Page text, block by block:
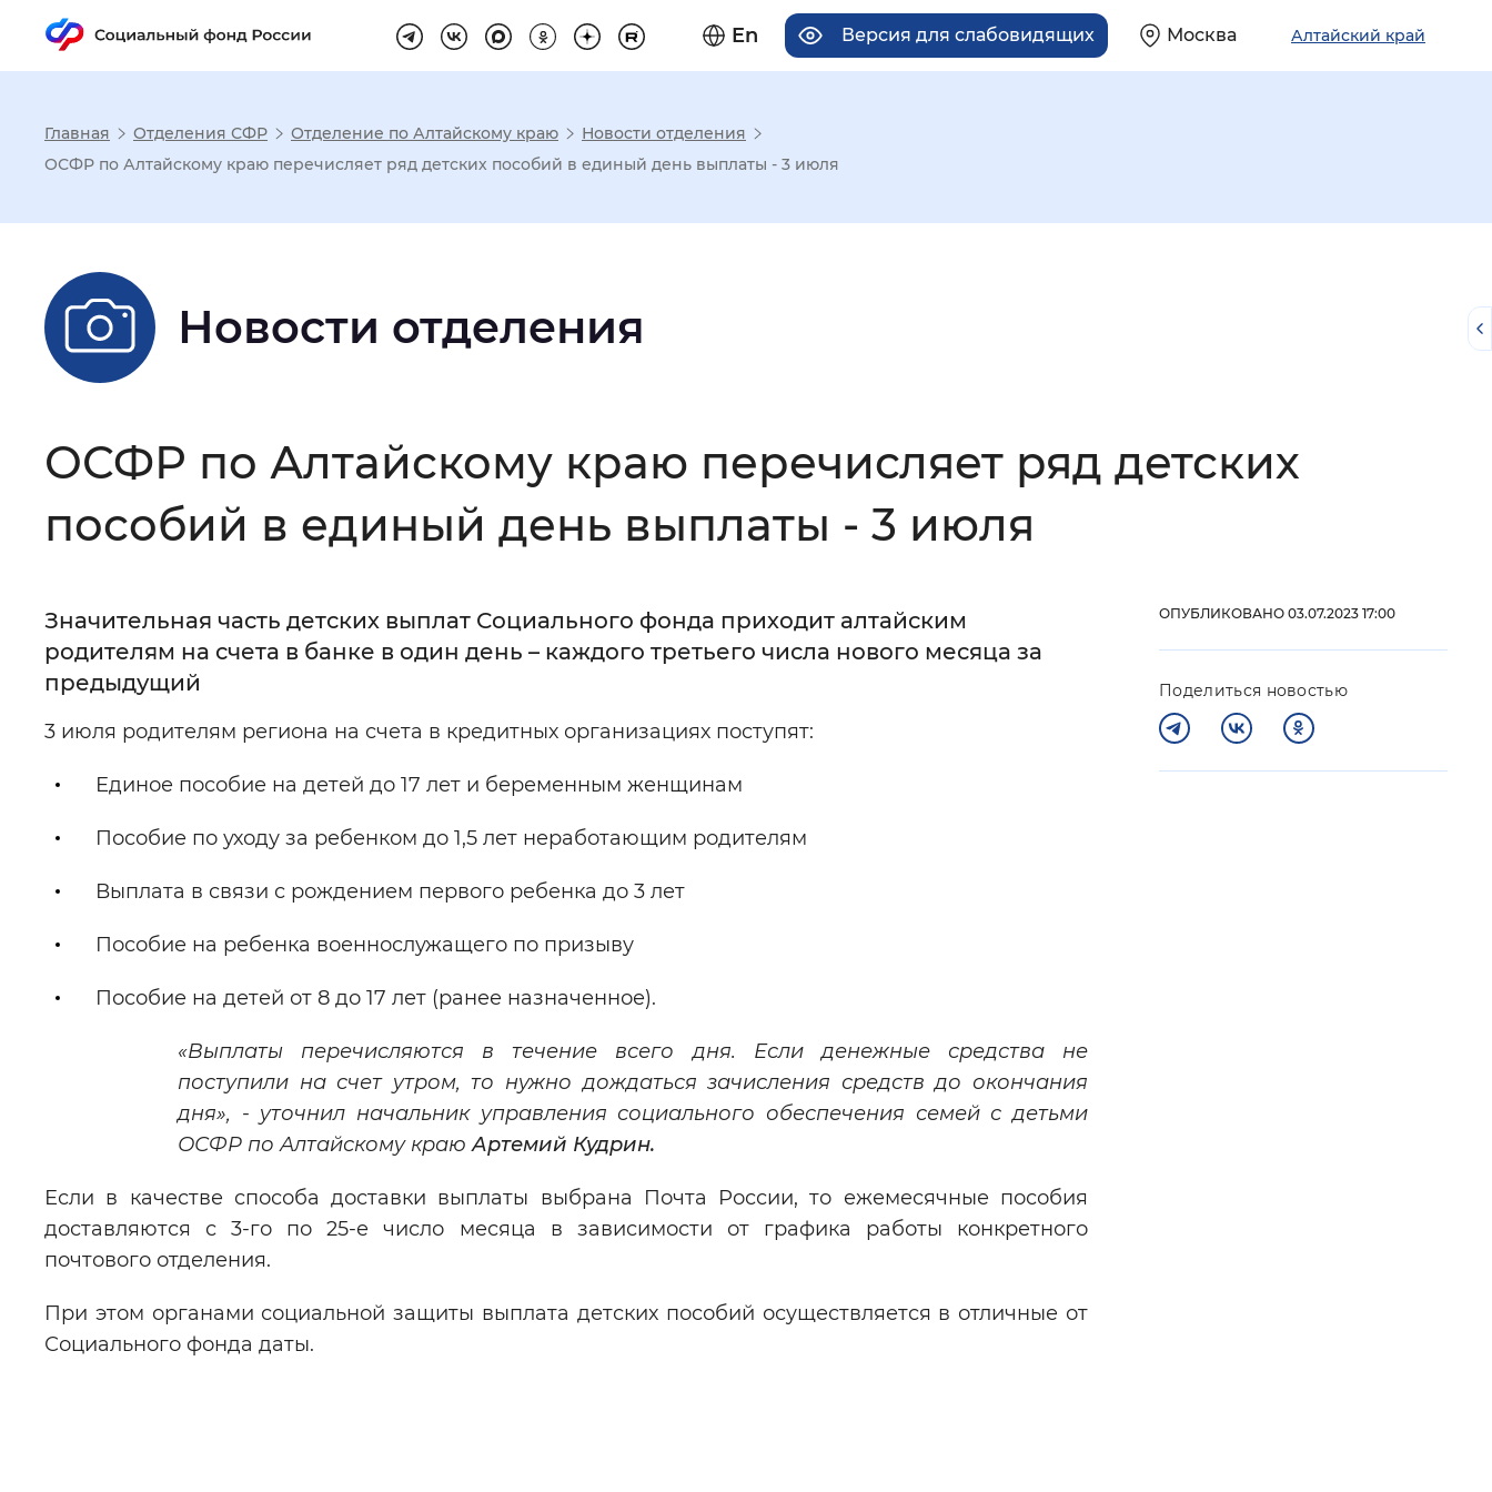
En Версия для слабовидящих Москва Алтайский край
Настройка режима отображения
Шрифт: Без засечек С засечками
Интервал между буквами :
Цвет сайта: Монохромный Инверсивный монохромный Синий фон
Изображения: Включены Выключены
Вернуть стандартные настройки
Главная Отделения СФР Отделение по Алтайскому краю
Новости отделения
ОСФР по Алтайскому краю перечисляет ряд детских пособий в единый день выплаты - 3 июля
Новости отделения
ОСФР по Алтайскому краю перечисляет ряд детских
пособий в единый день выплаты - 3 июля
Значительная часть детских выплат Социального фонда приходит алтайским
родителям на счета в банке в один день – каждого третьего числа нового месяца за
предыдущий
3 июля родителям региона на счета в кредитных организациях поступят:
Единое пособие на детей до 17 лет и беременным женщинам
Пособие по уходу за ребенком до 1,5 лет неработающим родителям
Выплата в связи с рождением первого ребенка до 3 лет
Пособие на ребенка военнослужащего по призыву
Пособие на детей от 8 до 17 лет (ранее назначенное).
«Выплаты перечисляются в течение всего дня. Если денежные средства не
поступили на счет утром, то нужно дождаться зачисления средств до окончания
дня», - уточнил начальник управления социального обеспечения семей с детьми
ОСФР по Алтайскому краюАртемий Кудрин.
Если в качестве способа доставки выплаты выбрана Почта России, то ежемесячные пособия
доставляются с 3-го по 25-е число месяца в зависимости от графика работы конкретного
почтового отделения.
При этом органами социальной защиты выплата детских пособий осуществляется в отличные от
Социального фонда даты.
ОПУБЛИКОВАНО 03.07.2023 17:00
Поделиться новостью